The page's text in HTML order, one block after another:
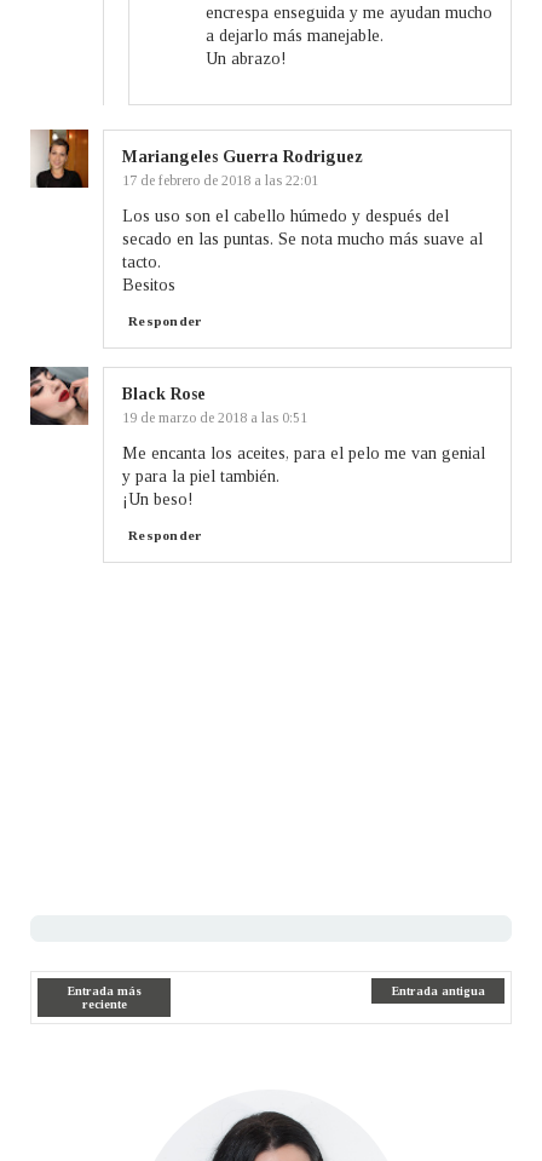
encrespa enseguida y me ayudan mucho
a dejarlo más manejable.
Un abrazo!
Mariangeles Guerra Rodriguez
17 de febrero de 2018 a las 22:01
Los uso son el cabello húmedo y después del
secado en las puntas. Se nota mucho más suave al
tacto.
Besitos
Responder
Black Rose
19 de marzo de 2018 a las 0:51
Me encanta los aceites, para el pelo me van genial
y para la piel también.
¡Un beso!
Responder
Entrada más
reciente
Entrada antigua